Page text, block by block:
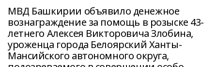
МВД Башкирии объявило денежное
вознаграждение за помощь в розыске 43-
летнего Алексея Викторовича Злобина,
уроженца города Белоярский Ханты-
Мансийского автономного округа,